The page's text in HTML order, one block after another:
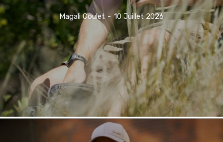
Magali Coulet - 10 Juillet 2026